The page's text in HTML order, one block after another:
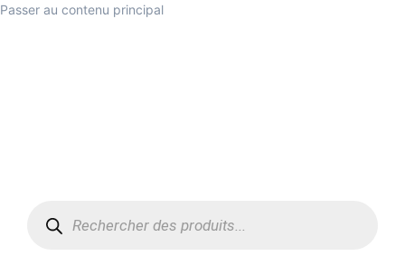
Passer au contenu principal